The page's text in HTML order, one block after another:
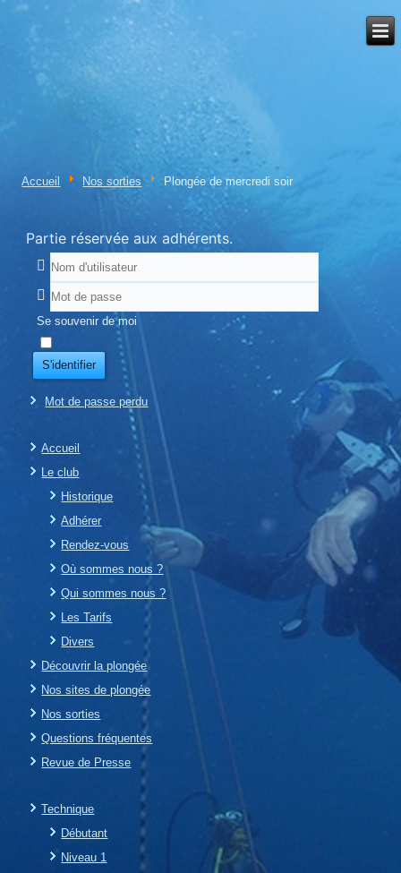
Accueil Nos sorties Plongée de mercredi soir
Partie réservée aux adhérents.
Se souvenir de moi
S'identifier
Mot de passe perdu
Accueil
Le club
Historique
Adhérer
Rendez-vous
Où sommes nous ?
Qui sommes nous ?
Les Tarifs
Divers
Découvrir la plongée
Nos sites de plongée
Nos sorties
Questions fréquentes
Revue de Presse
Technique
Débutant
Niveau 1